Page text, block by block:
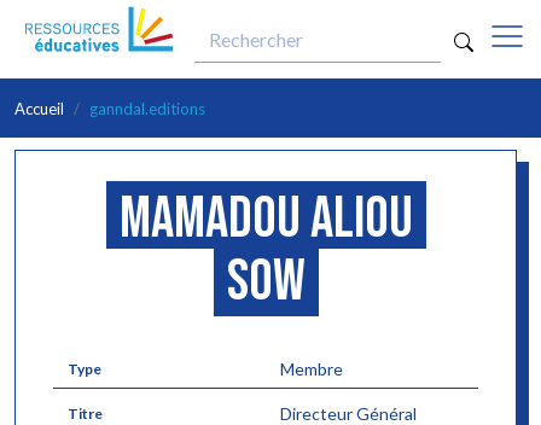
Aller au contenu principal
Accueil ganndal.editions
Mamadou Aliou
Sow
Type Membre
Titre Directeur Général